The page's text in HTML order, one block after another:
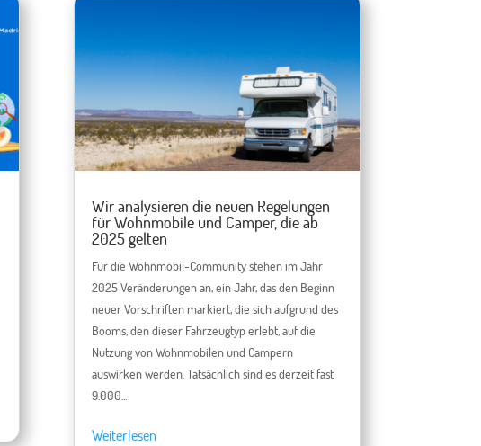
Wir analysieren die neuen Regelungen
für Wohnmobile und Camper, die ab
2025 gelten
Für die Wohnmobil-Community stehen im Jahr
2025 Veränderungen an, ein Jahr, das den Beginn
neuer Vorschriften markiert, die sich aufgrund des
Booms, den dieser Fahrzeugtyp erlebt, auf die
Nutzung von Wohnmobilen und Campern
auswirken werden. Tatsächlich sind es derzeit fast
9.000...
Weiterlesen